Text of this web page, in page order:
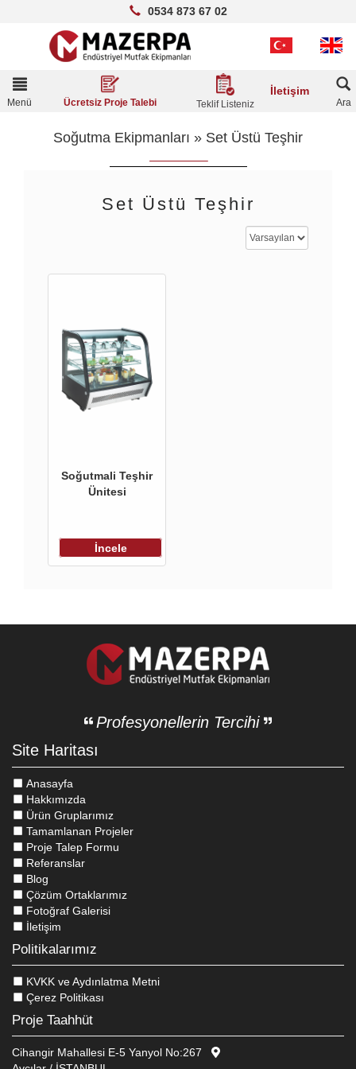
0534 873 67 02
Toggle
navigation
Menü Ücretsiz Proje Talebi Teklif Listeniz
İletişim
Ara
Soğutma Ekipmanları » Set Üstü Teşhir
Set Üstü Teşhir
Soğutmali Teşhir
Ünitesi
İncele
Profesyonellerin Tercihi
Site Haritası
Anasayfa
Hakkımızda
Ürün Gruplarımız
Tamamlanan Projeler
Proje Talep Formu
Referanslar
Blog
Çözüm Ortaklarımız
Fotoğraf Galerisi
İletişim
Politikalarımız
KVKK ve Aydınlatma Metni
Çerez Politikası
Proje Taahhüt
Cihangir Mahallesi E-5 Yanyol No:267